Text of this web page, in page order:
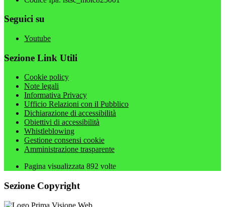
Seguici su
Youtube
Sezione Link Utili
Cookie policy
Note legali
Informativa Privacy
Ufficio Relazioni con il Pubblico
Dichiarazione di accessibilità
Obiettivi di accessibilità
Whistleblowing
Gestione consensi cookie
Amministrazione trasparente
Pagina visualizzata 892 volte
Sezione Copyright